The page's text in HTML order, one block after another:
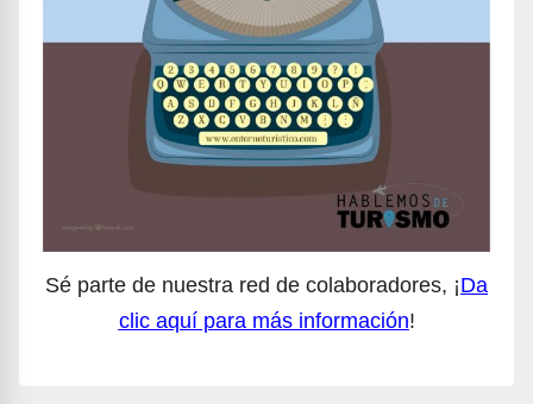
Sé parte de nuestra red de colaboradores, ¡Da
clic aquí para más información!